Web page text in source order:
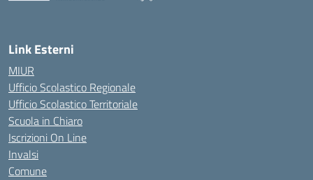
Link Esterni
MIUR
Ufficio Scolastico Regionale
Ufficio Scolastico Territoriale
Scuola in Chiaro
Iscrizioni On Line
Invalsi
Comune